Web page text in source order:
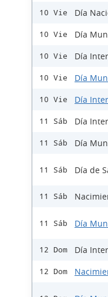
10 Vie Día
10 Vie Día
10 Vie Día
10 Vie Día
10 Vie Día
11 Sáb Día
11 Sáb Día
11 Sáb Día de
11 Sáb
11 Sáb Día
12 Dom Día
12 Dom